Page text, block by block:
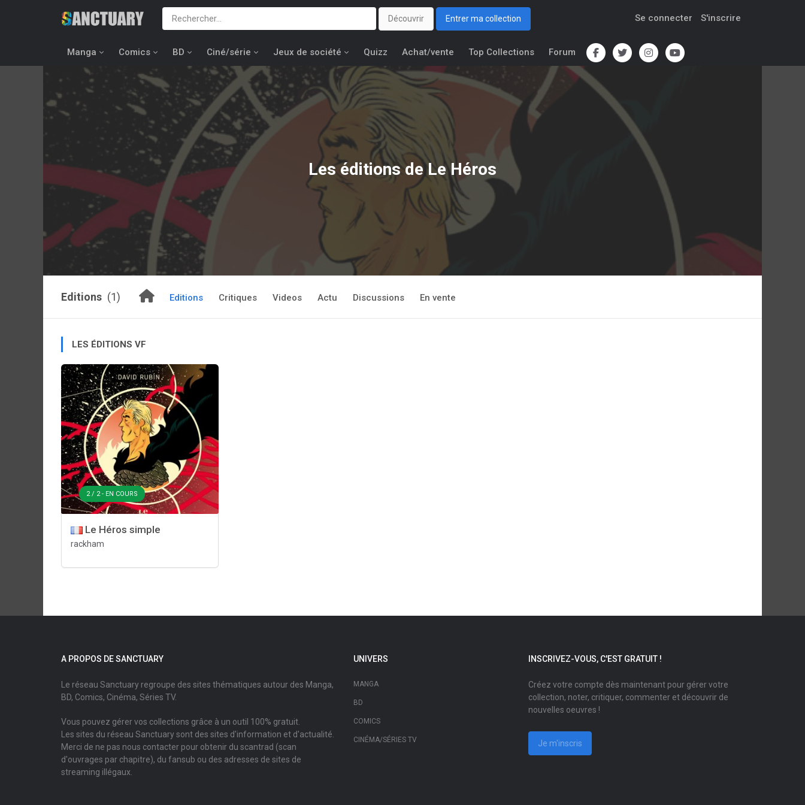
Découvrir Entrer ma collection Se connecter S'inscrire
Manga Comics BD Ciné/série Jeux de société Quizz Achat/vente Top Collections Forum
Les éditions deLe Héros
Editions (1) Editions Critiques Videos Actu Discussions En vente
LES ÉDITIONS VF
2 / 2 - EN COURS
Le Héros simple
rackham
A PROPOS DE SANCTUARY
Le réseau Sanctuary regroupe des sites thématiques autour des Manga,
BD, Comics, Cinéma, Séries TV.
Vous pouvez gérer vos collections grâce à un outil 100% gratuit.
Les sites du réseau Sanctuary sont des sites d'information et d'actualité.
Merci de ne pas nous contacter pour obtenir du scantrad (scan
d'ouvrages par chapitre), du fansub ou des adresses de sites de
streaming illégaux.
UNIVERS
MANGA
BD
COMICS
CINÉMA/SÉRIES TV
INSCRIVEZ-VOUS, C'EST GRATUIT !
Créez votre compte dès maintenant pour gérer votre
collection, noter, critiquer, commenter et découvrir de
nouvelles oeuvres !
Je m'inscris